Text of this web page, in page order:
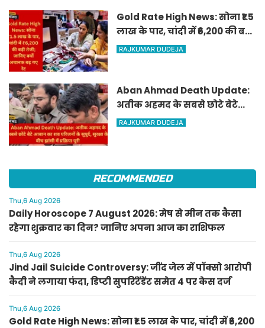
Gold Rate High News: सोना ₹1.5
लाख के पार, चांदी में ₹6,200 की बड़ी
तेजी; जानिए क्यों अचानक बढ़ गए
RAJKUMAR DUDEJA
Aban Ahmad Death Update:
अतीक अहमद के सबसे छोटे बेटे
आबान का शव परिजनों के सुपुर्द,
RAJKUMAR DUDEJA
RECOMMENDED
Thu,6 Aug 2026
Daily Horoscope 7 August 2026: मेष से मीन तक कैसा
रहेगा शुक्रवार का दिन? जानिए अपना आज का राशिफल
Thu,6 Aug 2026
Jind Jail Suicide Controversy: जींद जेल में पॉक्सो आरोपी
कैदी ने लगाया फंदा, डिप्टी सुपरिंटेंडेंट समेत 4 पर केस दर्ज
Thu,6 Aug 2026
Gold Rate High News: सोना ₹1.5 लाख के पार, चांदी में ₹6,200